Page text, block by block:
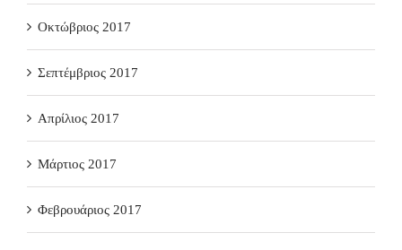
Οκτώβριος 2017
Σεπτέμβριος 2017
Απρίλιος 2017
Μάρτιος 2017
Φεβρουάριος 2017